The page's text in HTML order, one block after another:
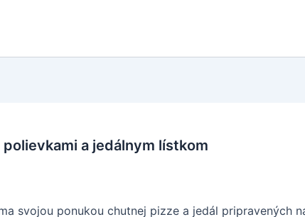
a jedálnym lístkom
svojou ponukou chutnej pizze a jedál pripravených